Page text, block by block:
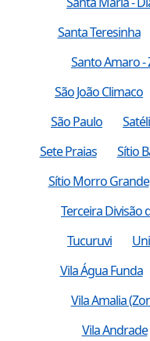
Santa Teresinha
Santo Amaro -
São João Climaco
São Paulo
Sete Praias
Sítio
Sítio Morro Grande
Terceira Divisão
Tucuruvi
Vila Água Funda
Vila Amalia
Vila Andrade